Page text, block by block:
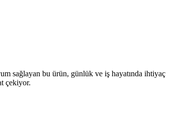
sağlayan bu ürün, günlük ve iş hayatında ihtiyaç
çekiyor.